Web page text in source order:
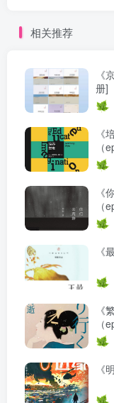
相关推荐
《
册]
《
（
《
（
《
《
（
《